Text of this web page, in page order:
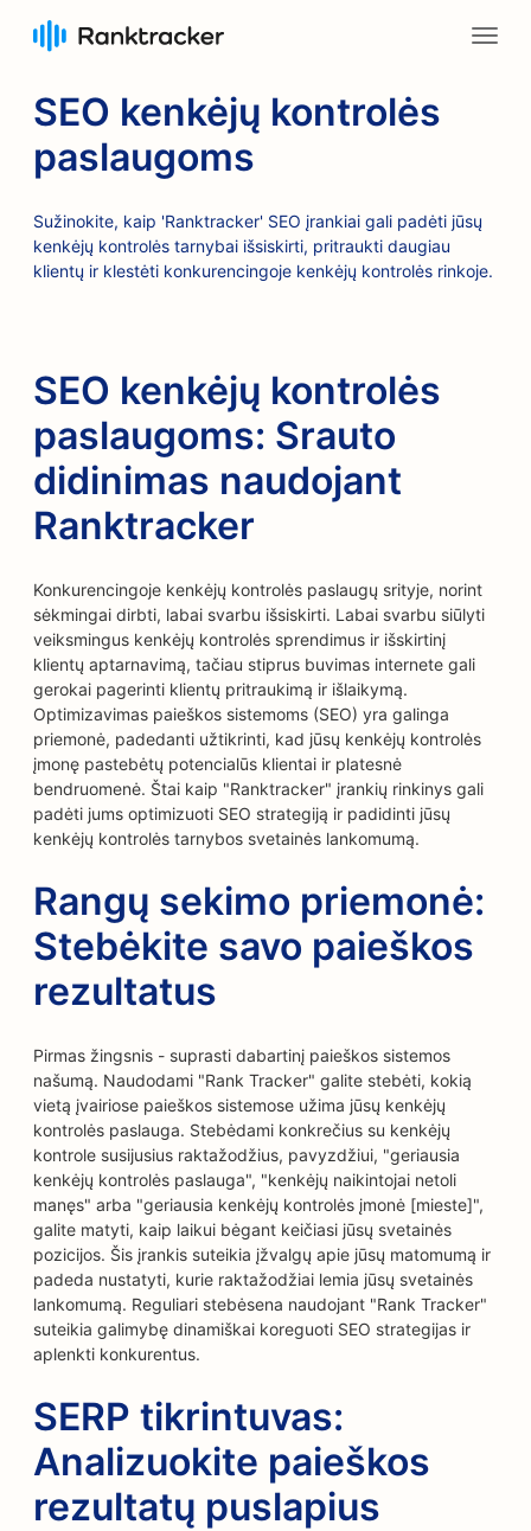
SEO kenkėjų kontrolės
paslaugoms
Sužinokite, kaip 'Ranktracker' SEO įrankiai gali padėti jūsų
kenkėjų kontrolės tarnybai išsiskirti, pritraukti daugiau
klientų ir klestėti konkurencingoje kenkėjų kontrolės rinkoje.
SEO kenkėjų kontrolės
paslaugoms: Srauto
didinimas naudojant
Ranktracker
Konkurencingoje kenkėjų kontrolės paslaugų srityje, norint
sėkmingai dirbti, labai svarbu išsiskirti. Labai svarbu siūlyti
veiksmingus kenkėjų kontrolės sprendimus ir išskirtinį
klientų aptarnavimą, tačiau stiprus buvimas internete gali
gerokai pagerinti klientų pritraukimą ir išlaikymą.
Optimizavimas paieškos sistemoms (SEO) yra galinga
priemonė, padedanti užtikrinti, kad jūsų kenkėjų kontrolės
įmonę pastebėtų potencialūs klientai ir platesnė
bendruomenė. Štai kaip "Ranktracker" įrankių rinkinys gali
padėti jums optimizuoti SEO strategiją ir padidinti jūsų
kenkėjų kontrolės tarnybos svetainės lankomumą.
Rangų sekimo priemonė:
Stebėkite savo paieškos
rezultatus
Pirmas žingsnis - suprasti dabartinį paieškos sistemos
našumą. Naudodami "Rank Tracker" galite stebėti, kokią
vietą įvairiose paieškos sistemose užima jūsų kenkėjų
kontrolės paslauga. Stebėdami konkrečius su kenkėjų
kontrole susijusius raktažodžius, pavyzdžiui, "geriausia
kenkėjų kontrolės paslauga", "kenkėjų naikintojai netoli
manęs" arba "geriausia kenkėjų kontrolės įmonė [mieste]",
galite matyti, kaip laikui bėgant keičiasi jūsų svetainės
pozicijos. Šis įrankis suteikia įžvalgų apie jūsų matomumą ir
padeda nustatyti, kurie raktažodžiai lemia jūsų svetainės
lankomumą. Reguliari stebėsena naudojant "Rank Tracker"
suteikia galimybę dinamiškai koreguoti SEO strategijas ir
aplenkti konkurentus.
SERP tikrintuvas:
Analizuokite paieškos
rezultatų puslapius